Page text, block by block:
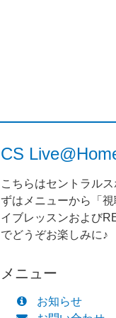
CS
こちらはセントラル
ずはメニューから「
イブレッスンおよび
でどうぞお楽しみに♪
メニュー
お知らせ